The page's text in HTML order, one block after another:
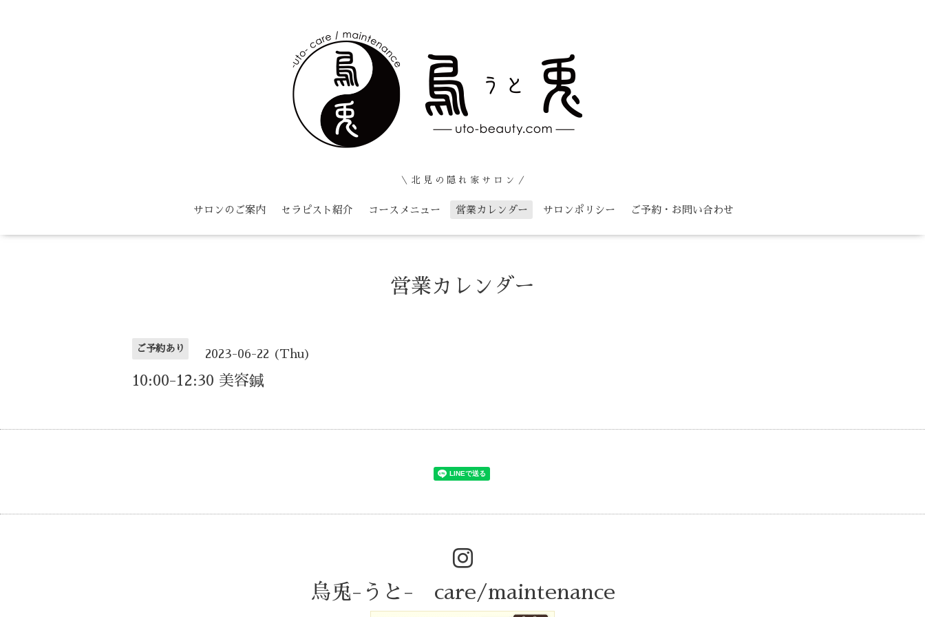
＼ 北 見 の 隠 れ 家 サ ロ ン ／
サロンのご案内 セラピスト紹介 コースメニュー 営業カレンダー サロンポリシー ご予約・お問い合わせ
営業カレンダー
ご予約あり 2023-06-22 (Thu)
10:00-12:30 美容鍼
烏兎-うと- care/maintenance